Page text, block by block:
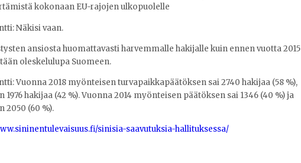
kokonaan EU-rajojen ulkopuolelle
Näkisi vaan.
ansiosta huomattavasti harvemmalle hakijalle kuin ennen vuotta 2015
oleskelulupa Suomeen.
Vuonna 2018 myönteisen turvapaikkapäätöksen sai 2740 hakijaa (58 %),
1976 hakijaa (42 %). Vuonna 2014 myönteisen päätöksen sai 1346 (40 %) ja
2050 (60 %).
sinisia-saavutuksia-hallituksessa/